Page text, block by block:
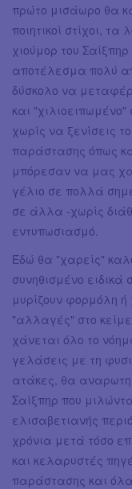
πρώτο μισάωρο θα
ποιητικοί στίχοι, τα
χιούμορ του
αποτέλεσμα πολύ
δύσκολο να
και
χωρίς να ξενίσεις
παράστασης όπως
μπόρεσαν να μας
γέλιο σε πολλά
σε άλλα -χωρίς
εντυπωσιασμό.
Έδώ θα "χαρείς"
συνηθισμένο
μυρίζουν φορμόλη ή
"αλλαγές" στο
χάνεται όλο το
γελάσεις με τη
ατάκες, θα
Σαίξπηρ που
ελισαβετιανής
χρόνια μετά τόσο
και κελαρυστές
παράστασης και